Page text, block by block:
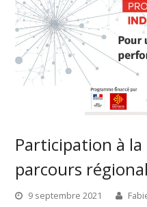
Participation à la
parcours
9 septembre 2021